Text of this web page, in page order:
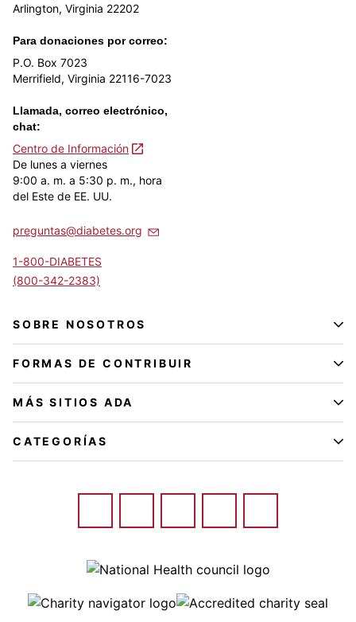
Arlington, Virginia 22202
Para donaciones por correo:
P.O. Box 7023
Merrifield, Virginia 22116-7023
Llamada, correo electrónico,
chat:
Centro de Información
De lunes a viernes
9:00 a. m. a 5:30 p. m., hora
del Este de EE. UU.
preguntas@diabetes.org
1-800-DIABETES
(800-342-2383)
SOBRE NOSOTROS
FORMAS DE CONTRIBUIR
MÁS SITIOS ADA
CATEGORÍAS
Image
Image Image